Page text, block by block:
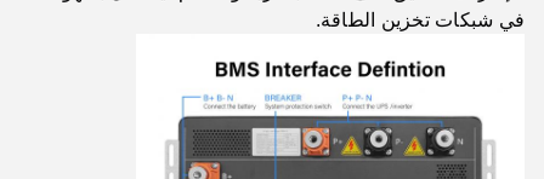
في شبكات تخزين الطاقة.